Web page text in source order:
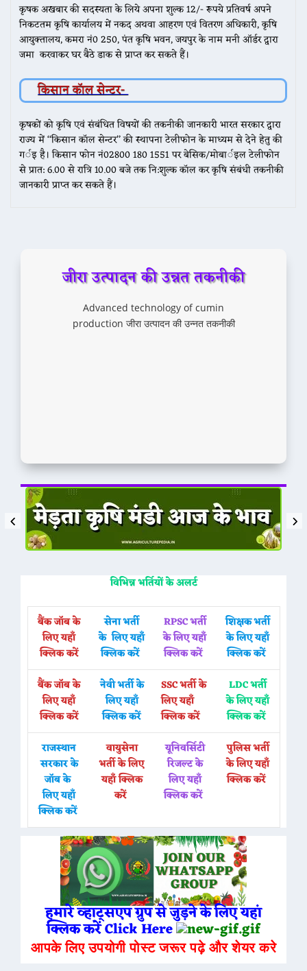
कृषक अखबार की सदस्यता के लिये अपना शुल्क 12/- रूपये प्रतिवर्ष अपने
निकटतम कृषि कार्यालय में नकद अथवा आहरण एवं वितरण अधिकारी, कृषि
आयुक्तालय, कमरा नं0 250, पंत कृषि भवन, जयपुर के नाम मनी ऑर्डर द्वारा
जमा करवाकर घर बैठे डाक से प्राप्त कर सकते हैं।
किसान कॉल सेन्टर-
कृषकों को कृषि एवं संबंधित विषयों की तकनीकी जानकारी भारत सरकार द्वारा
राज्य में ‘‘किसान कॉल सेन्टर’’ की स्थापना टेलीफोन के माध्यम से देने हेतु की
गर्इ है। किसान फोन नं02800 180 1551 पर बेसिक/मोबार्इल टेलीफोन
से प्रात: 6.00 से रात्रि 10.00 बजे तक नि:शुल्क कॉल कर कृषि संबंधी तकनीकी
जानकारी प्राप्त कर सकते हैं।
जीरा उत्पादन की उन्नत तकनीकी
Advanced technology of cumin
production जीरा उत्पादन की उन्नत तकनीकी
विभिन्न भर्तियों के अलर्ट
बैंक जॉब के
लिए यहाँ
क्लिक करें
सेना भर्ती
के लिए यहाँ
क्लिक करें
RPSC भर्ती
के लिए यहाँ
क्लिक करें
शिक्षक भर्ती
के लिए यहाँ
क्लिक करें
बैंक जॉब के
लिए यहाँ
क्लिक करें
नेवी भर्ती के
लिए यहाँ
क्लिक करें
SSC भर्ती के
लिए यहाँ
क्लिक करें
LDC भर्ती
के लिए यहाँ
क्लिक करें
राजस्थान
सरकार के
जॉब के
लिए यहाँ
क्लिक करें
वायुसेना
भर्ती के लिए
यहाँ क्लिक
करें
यूनिवर्सिटी
रिजल्ट के
लिए यहाँ
क्लिक करें
पुलिस भर्ती
के लिए यहाँ
क्लिक करें
हमारे व्हाट्सएप ग्रुप से जुड़ने के लिए यहां
क्लिक करें Click Here
आपके लिए उपयोगी पोस्ट जरूर पढ़े और शेयर करे